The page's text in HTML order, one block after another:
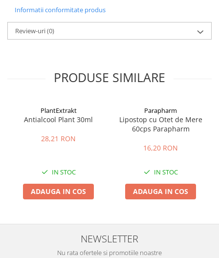
Informatii conformitate produs
Review-uri(0)
PRODUSE SIMILARE
PlantExtrakt
Antialcool Plant 30ml
28,21 RON
IN STOC
ADAUGA IN COS
Parapharm
Lipostop cu Otet de Mere
60cps Parapharm
16,20 RON
IN STOC
ADAUGA IN COS
NEWSLETTER
Nu rata ofertele si promotiile noastre